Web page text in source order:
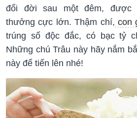
đổi đời sau một đêm, được
thưởng cực lớn. Thậm chí, con
trúng số độc đắc, có bạc tỷ
Những chú Trâu này hãy nắm
này để tiến lên nhé!